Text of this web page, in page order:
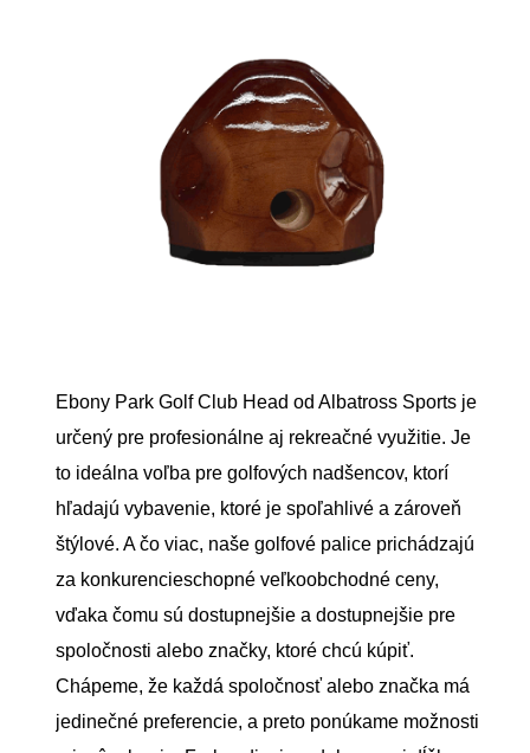
Ebony Park Golf Club Head od Albatross Sports je
určený pre profesionálne aj rekreačné využitie. Je
to ideálna voľba pre golfových nadšencov, ktorí
hľadajú vybavenie, ktoré je spoľahlivé a zároveň
štýlové. A čo viac, naše golfové palice prichádzajú
za konkurencieschopné veľkoobchodné ceny,
vďaka čomu sú dostupnejšie a dostupnejšie pre
spoločnosti alebo značky, ktoré chcú kúpiť.
Chápeme, že každá spoločnosť alebo značka má
jedinečné preferencie, a preto ponúkame možnosti